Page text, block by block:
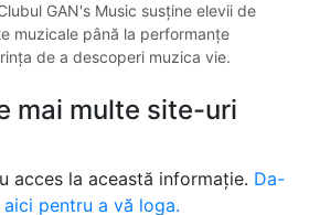
GAN's Music susține elevii de
muzicale până la performanțe
de a descoperi muzica vie.
mai multe site-uri
acces la această informație. Da-
pentru a vă loga.